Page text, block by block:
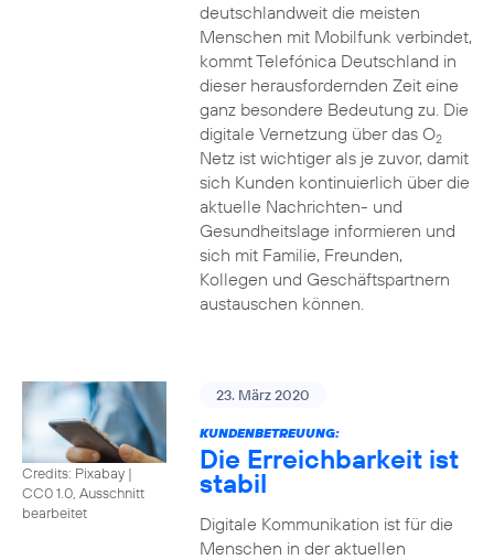
deutschlandweit die meisten
Menschen mit Mobilfunk verbindet,
kommt Telefónica Deutschland in
dieser herausfordernden Zeit eine
ganz besondere Bedeutung zu. Die
digitale Vernetzung über das O2
Netz ist wichtiger als je zuvor, damit
sich Kunden kontinuierlich über die
aktuelle Nachrichten- und
Gesundheitslage informieren und
sich mit Familie, Freunden,
Kollegen und Geschäftspartnern
austauschen können.
Credits: Pixabay |
CC0 1.0, Ausschnitt
bearbeitet
23. März 2020
KUNDENBETREUUNG:
Die Erreichbarkeit ist
stabil
Digitale Kommunikation ist für die
Menschen in der aktuellen